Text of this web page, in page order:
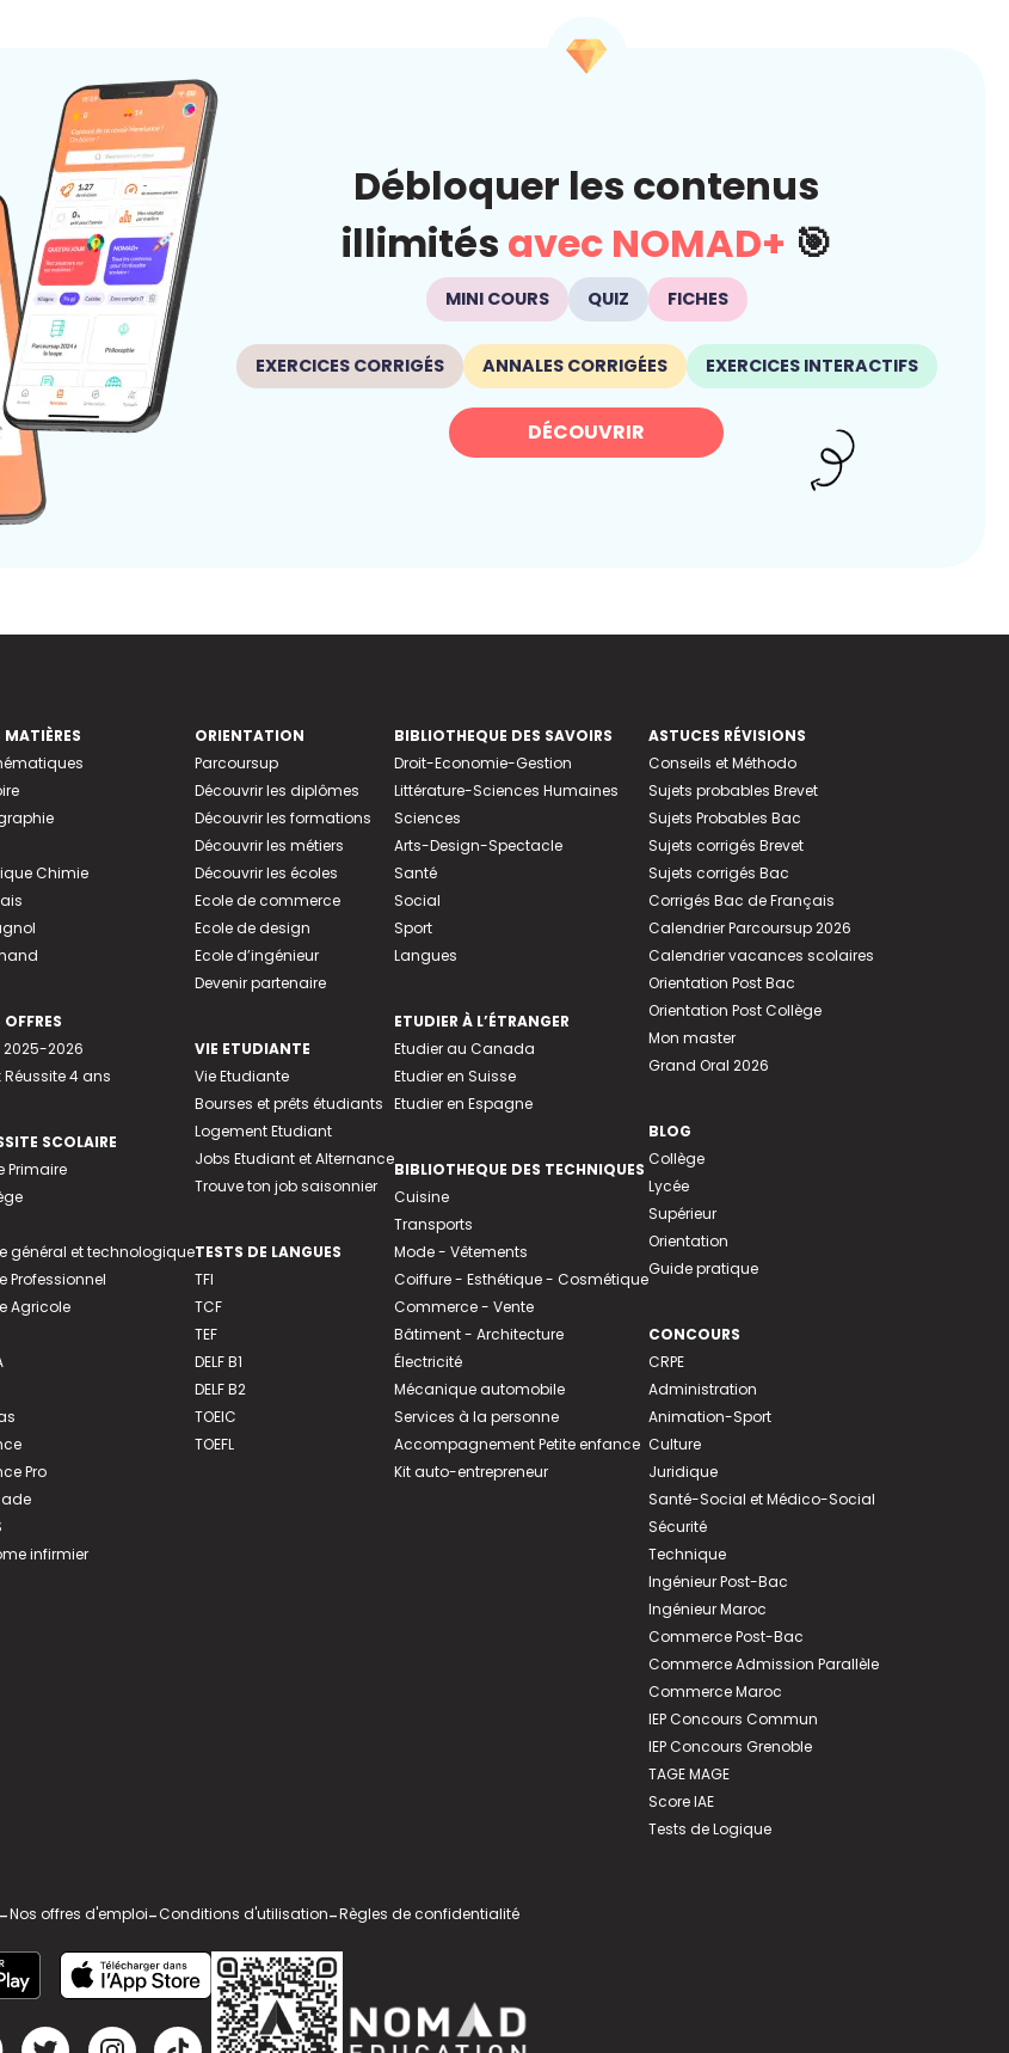
Débloquer les contenus
illimités avec NOMAD+ 🎯
MINI COURS QUIZ FICHES
EXERCICES CORRIGÉS ANNALES CORRIGÉES EXERCICES INTERACTIFS
DÉCOUVRIR
MATIÈRES
Chimie
2025-2026
Réussite 4 ans
SCOLAIRE
Primaire
général et technologique
Professionnel
Agricole
Pro
infirmier
ORIENTATION
Parcoursup
Découvrir les diplômes
Découvrir les formations
Découvrir les métiers
Découvrir les écoles
Ecole de commerce
Ecole de design
Ecole d’ingénieur
Devenir partenaire
VIE ETUDIANTE
Vie Etudiante
Bourses et prêts étudiants
Logement Etudiant
Jobs Etudiant et Alternance
Trouve ton job saisonnier
TESTS DE LANGUES
TFI
TCF
TEF
DELF B1
DELF B2
TOEIC
TOEFL
BIBLIOTHEQUE DES SAVOIRS
Droit-Economie-Gestion
Littérature-Sciences Humaines
Sciences
Arts-Design-Spectacle
Santé
Social
Sport
Langues
ETUDIER À L’ÉTRANGER
Etudier au Canada
Etudier en Suisse
Etudier en Espagne
BIBLIOTHEQUE DES TECHNIQUES
Cuisine
Transports
Mode - Vêtements
Coiffure - Esthétique - Cosmétique
Commerce - Vente
Bâtiment - Architecture
Électricité
Mécanique automobile
Services à la personne
Accompagnement Petite enfance
Kit auto-entrepreneur
ASTUCES RÉVISIONS
Conseils et Méthodo
Sujets probables Brevet
Sujets Probables Bac
Sujets corrigés Brevet
Sujets corrigés Bac
Corrigés Bac de Français
Calendrier Parcoursup 2026
Calendrier vacances scolaires
Orientation Post Bac
Orientation Post Collège
Mon master
Grand Oral 2026
BLOG
Collège
Lycée
Supérieur
Orientation
Guide pratique
CONCOURS
CRPE
Administration
Animation-Sport
Culture
Juridique
Santé-Social et Médico-Social
Sécurité
Technique
Ingénieur Post-Bac
Ingénieur Maroc
Commerce Post-Bac
Commerce Admission Parallèle
Commerce Maroc
IEP Concours Commun
IEP Concours Grenoble
TAGE MAGE
Score IAE
Tests de Logique
Nos offres d'emploi-Conditions d'utilisation-Règles de confidentialité